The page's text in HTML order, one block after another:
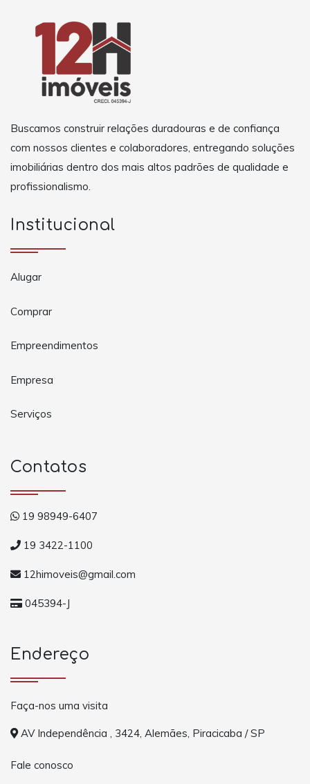
Buscamos construir relações duradouras e de confiança
com nossos clientes e colaboradores, entregando soluções
imobiliárias dentro dos mais altos padrões de qualidade e
profissionalismo.
Institucional
Alugar
Comprar
Empreendimentos
Empresa
Serviços
Contatos
19 98949-6407
19 3422-1100
12himoveis@gmail.com
045394-J
Endereço
Faça-nos uma visita
AV Independência , 3424, Alemães, Piracicaba / SP
Fale conosco